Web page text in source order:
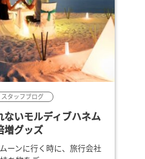
スタッフブログ
ないモルディブハネム
増グッズ
ーンに行く時に、旅行会社